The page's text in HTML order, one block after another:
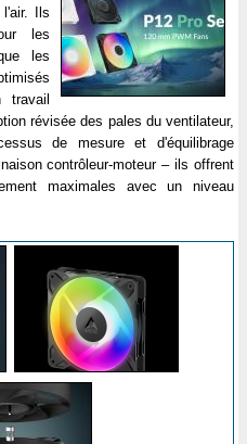
Ils
les
les
révisée des pales du ventilateur,
de mesure et d'équilibrage
contrôleur-moteur – ils offrent
maximales avec un niveau